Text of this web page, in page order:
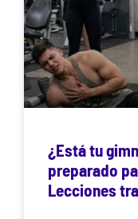
¿Está tu
preparado
Lecciones